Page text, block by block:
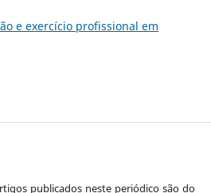
e exercício profissional em
publicados neste periódico são do